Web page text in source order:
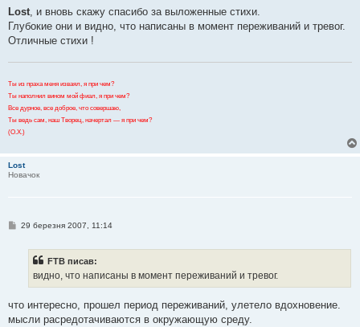
в
д
о
н
я
Lost , и вновь скажу спасибо за выложенные стихи.
Глубокие они и видно, что написаны в момент переживаний и тревог.
Отличные стихи !
Ты из праха меня изваял, я при чем?
Ты наполнил вином мой фиал, я при чем?
Все дурное, все доброе, что совершаю,
Ты ведь сам, наш Творец, начертал — я при чем?
(О.Х.)
Lost
Новачок
П
е
н
н
29 березня 2007, 11:14
FTB писав:
видно, что написаны в момент переживаний и тревог.
что интересно, прошел период переживаний, улетело вдохновение.
мысли расредотачиваются в окружающую среду.